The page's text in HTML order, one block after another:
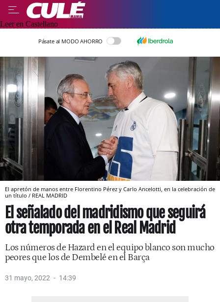
Leer en Castellano
Pásate al MODO AHORRO
El apretón de manos entre Florentino Pérez y Carlo Ancelotti, en la celebración de
un título / REAL MADRID
El señalado del madridismo que seguirá
otra temporada en el Real Madrid
Los números de Hazard en el equipo blanco son mucho
peores que los de Dembelé en el Barça
31 mayo, 2022 14:39